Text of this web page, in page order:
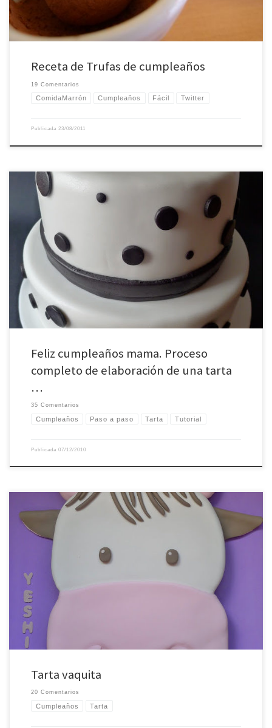
Receta de Trufas de cumpleaños
19 Comentarios
ComidaMarrón Cumpleaños Fácil Twitter
Publicada 23/08/2011
Cuando mi madre nació su cumpleaños era un día normal y corriente, pero
después llegó 1978 y se convirtió en un día festivo: el día de la Constitución.
Que sea un día de fiesta nacional y en medio de uno de los puentes más
grandes del año, te permite (si […]
Feliz cumpleaños mama. Proceso
completo de elaboración de una tarta
…
35 Comentarios
Cumpleaños Paso a paso Tarta Tutorial
Publicada 07/12/2010
Este fin de semana, mientras asistía al EBE he hecho esta tarta vaquita o tarta
vaca para el cumpleaños de una amiga de Lidia. Lleva un bizcocho de
buttermilk al chocolate (primera vez que lo hago, al bizcocho de buttermilk
tradicional le añadí 75gr de cacao puro en polvo) de […]
Tarta vaquita
20 Comentarios
Cumpleaños Tarta